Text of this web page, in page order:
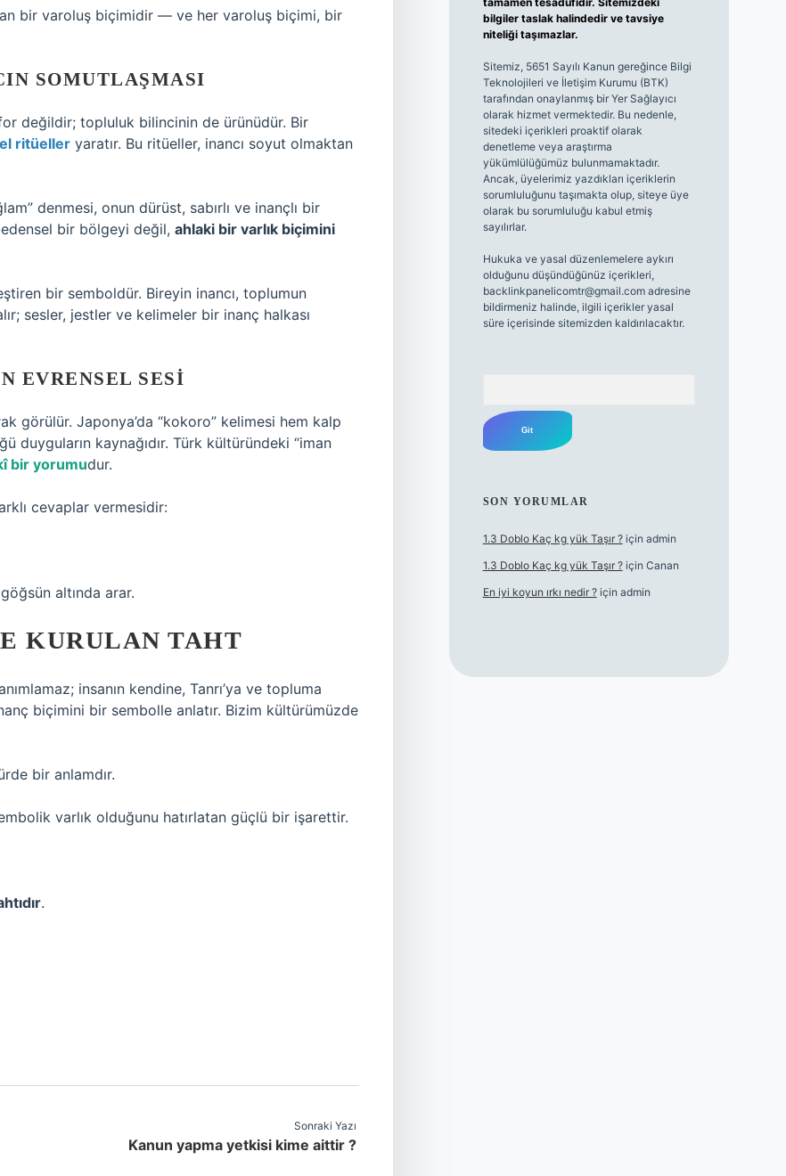
bir varoluş biçimidir — ve her varoluş biçimi, bir
SOMUTLAŞMASI
değildir; topluluk bilincinin de ürünüdür. Bir
ritüeller yaratır. Bu ritüeller, inancı soyut olmaktan
denmesi, onun dürüst, sabırlı ve inançlı bir
bir bölgeyi değil, ahlaki bir varlık biçimini
bir semboldür. Bireyin inancı, toplumun
sesler, jestler ve kelimeler bir inanç halkası
EVRENSEL SESI
görülür. Japonya’da “kokoro” kelimesi hem kalp
duyguların kaynağıdır. Türk kültüründeki “iman
bir yorumudur.
cevaplar vermesidir:
altında arar.
KURULAN TAHT
insanın kendine, Tanrı’ya ve topluma
biçimini bir sembolle anlatır. Bizim kültürümüzde
bir anlamdır.
varlık olduğunu hatırlatan güçlü bir işarettir.
.
Sonraki Yazı
Kanun yapma yetkisi kime aittir ?
bilgiler taslak halindedir ve tavsiye
niteliği taşımazlar.
Sitemiz, 5651 Sayılı Kanun gereğince Bilgi
Teknolojileri ve İletişim Kurumu (BTK)
tarafından onaylanmış bir Yer Sağlayıcı
olarak hizmet vermektedir. Bu nedenle,
sitedeki içerikleri proaktif olarak
denetleme veya araştırma
yükümlülüğümüz bulunmamaktadır.
Ancak, üyelerimiz yazdıkları içeriklerin
sorumluluğunu taşımakta olup, siteye üye
olarak bu sorumluluğu kabul etmiş
sayılırlar.
Hukuka ve yasal düzenlemelere aykırı
olduğunu düşündüğünüz içerikleri,
backlinkpanelicomtr@gmail.comadresine
bildirmeniz halinde, ilgili içerikler yasal
süre içerisinde sitemizden kaldırılacaktır.
SON YORUMLAR
1.3 Doblo Kaç kg yük Taşır ?için admin
1.3 Doblo Kaç kg yük Taşır ?için Canan
En iyi koyun ırkı nedir ?için admin